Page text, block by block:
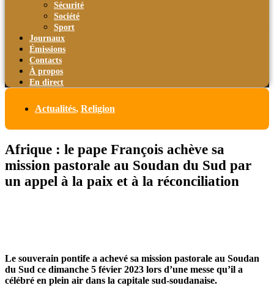
Sécurité
Société
Sport
Journaux
Émissions
Contacts
À propos
En direct
Actualités, Religion
Afrique : le pape François achève sa
mission pastorale au Soudan du Sud par
un appel à la paix et à la réconciliation
Le souverain pontife a achevé sa mission pastorale au Soudan
du Sud ce dimanche 5 févier 2023 lors d’une messe qu’il a
célébré en plein air dans la capitale sud-soudanaise.